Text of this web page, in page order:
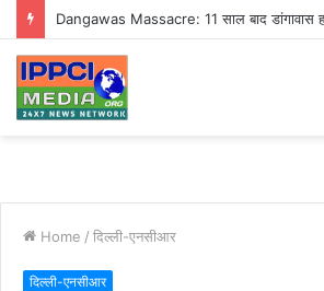
Home / दिल्ली-एनसीआर
दिल्ली-एनसीआर